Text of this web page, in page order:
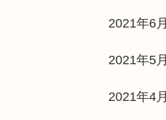
2021年6月
2021年5月
2021年4月